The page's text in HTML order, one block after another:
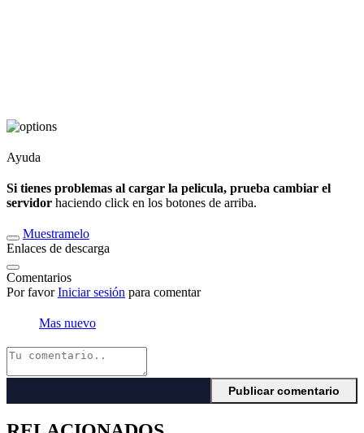
Ayuda
Si tienes problemas al cargar la pelicula, prueba cambiar el
servidor haciendo click en los botones de arriba.
Muestramelo
Enlaces de descarga
Comentarios
Por favorIniciar sesión para comentar
Mas nuevo